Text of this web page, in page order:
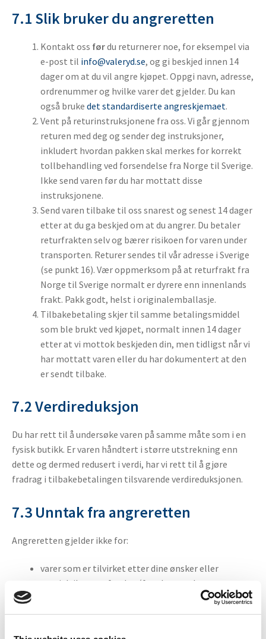
7.1 Slik bruker du angreretten
Kontakt oss førdu returnerer noe, for eksempel via
e-post til info@valeryd.se, og gi beskjed innen 14
dager om at du vil angre kjøpet. Oppgi navn, adresse,
ordrenummer og hvilke varer det gjelder. Du kan
også bruke det standardiserte angreskjemaet.
Vent på returinstruksjonene fra oss. Vi går gjennom
returen med deg og sender deg instruksjoner,
inkludert hvordan pakken skal merkes for korrekt
tollbehandling ved forsendelse fra Norge til Sverige.
Ikke send varen før du har mottatt disse
instruksjonene.
Send varen tilbake til oss snarest og senest 14 dager
etter at du ga beskjed om at du angrer. Du betaler
returfrakten selv og bærer risikoen for varen under
transporten. Returer sendes til vår adresse i Sverige
(se punkt 16). Vær oppmerksom på at returfrakt fra
Norge til Sverige normalt er dyrere enn innenlands
frakt. Pakk godt, helst i originalemballasje.
Tilbakebetaling skjer til samme betalingsmiddel
som ble brukt ved kjøpet, normalt innen 14 dager
etter at vi mottok beskjeden din, men tidligst når vi
har mottatt varen eller du har dokumentert at den
er sendt tilbake.
7.2 Verdireduksjon
Du har rett til å undersøke varen på samme måte som i en
fysisk butikk. Er varen håndtert i større utstrekning enn
dette og dermed redusert i verdi, har vi rett til å gjøre
fradrag i tilbakebetalingen tilsvarende verdireduksjonen.
7.3 Unntak fra angreretten
Angreretten gjelder ikke for:
varer som er tilvirket etter dine ønsker eller
spesialtilpasset for deg (for eksempel
spesialbestilte reservedeler, sydde kalesjer,
kundetilpassede sett),